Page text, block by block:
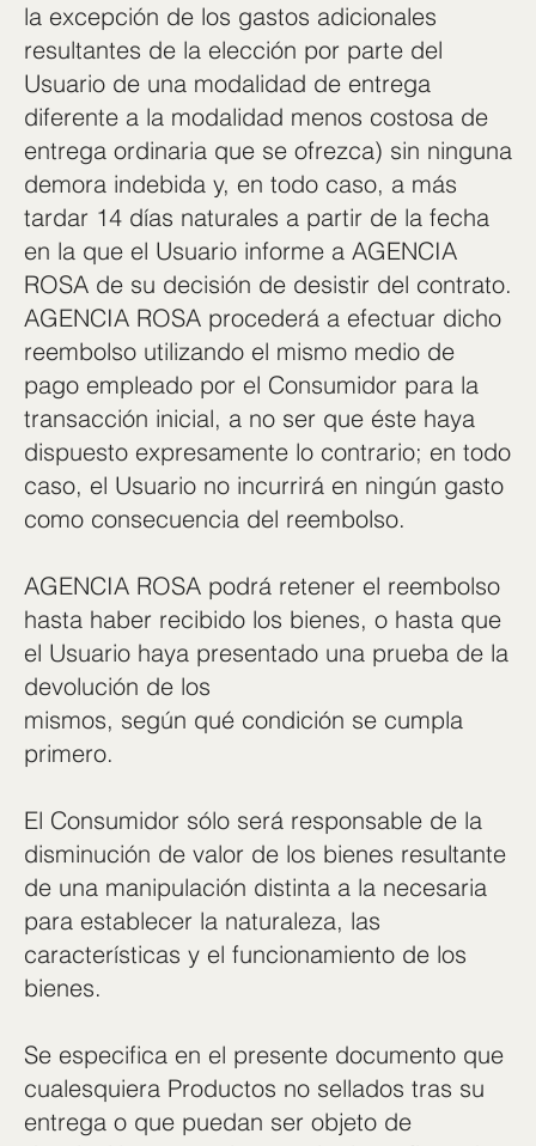
la excepción de los gastos adicionales
resultantes de la elección por parte del
Usuario de una modalidad de entrega
diferente a la modalidad menos costosa de
entrega ordinaria que se ofrezca) sin ninguna
demora indebida y, en todo caso, a más
tardar 14 días naturales a partir de la fecha
en la que el Usuario informe a AGENCIA
ROSA de su decisión de desistir del contrato.
AGENCIA ROSA procederá a efectuar dicho
reembolso utilizando el mismo medio de
pago empleado por el Consumidor para la
transacción inicial, a no ser que éste haya
dispuesto expresamente lo contrario; en todo
caso, el Usuario no incurrirá en ningún gasto
como consecuencia del reembolso.
AGENCIA ROSA podrá retener el reembolso
hasta haber recibido los bienes, o hasta que
el Usuario haya presentado una prueba de la
devolución de los
mismos, según qué condición se cumpla
primero.
El Consumidor sólo será responsable de la
disminución de valor de los bienes resultante
de una manipulación distinta a la necesaria
para establecer la naturaleza, las
características y el funcionamiento de los
bienes.
Se especifica en el presente documento que
cualesquiera Productos no sellados tras su
entrega o que puedan ser objeto de